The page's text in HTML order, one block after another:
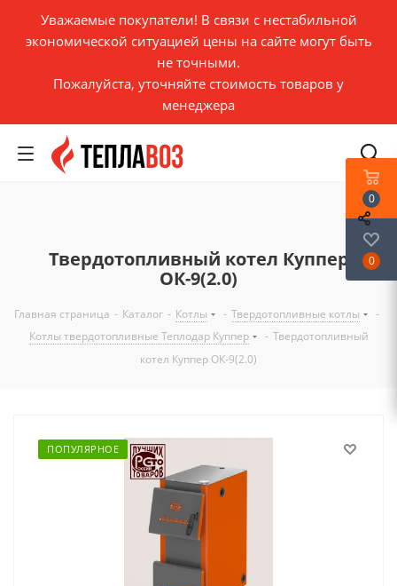
Уважаемые покупатели! В связи с нестабильной
экономической ситуацией цены на сайте могут быть
не точными.
Пожалуйста, уточняйте стоимость товаров у
менеджера
Твердотопливный котел Куппер
ОК-9(2.0)
Главная страница - Каталог - Котлы - Твердотопливные котлы
-
Котлы твердотопливные Теплодар Куппер
- Твердотопливный
котел Куппер ОК-9(2.0)
ПОПУЛЯРНОЕ
0
0